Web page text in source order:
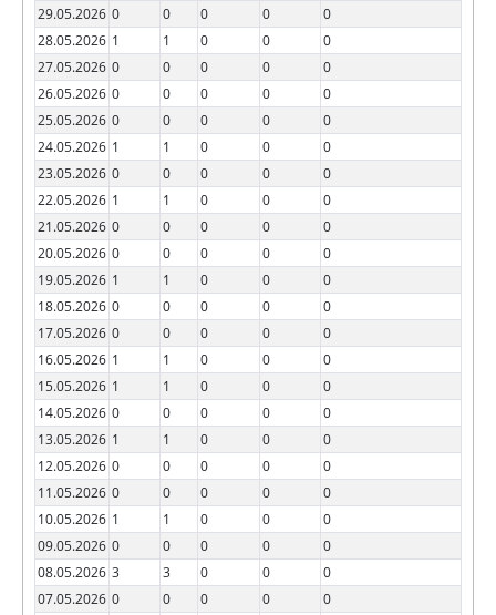
29.05.2026 0 0 0 0
0
28.05.2026 1 1 0 0
0
27.05.2026 0 0 0 0
0
26.05.2026 0 0 0 0
0
25.05.2026 0 0 0 0
0
24.05.2026 1 1 0 0
0
23.05.2026 0 0 0 0
0
22.05.2026 1 1 0 0
0
21.05.2026 0 0 0 0
0
20.05.2026 0 0 0 0
0
19.05.2026 1 1 0 0
0
18.05.2026 0 0 0 0
0
17.05.2026 0 0 0 0
0
16.05.2026 1 1 0 0
0
15.05.2026 1 1 0 0
0
14.05.2026 0 0 0 0
0
13.05.2026 1 1 0 0
0
12.05.2026 0 0 0 0
0
11.05.2026 0 0 0 0
0
10.05.2026 1 1 0 0
0
09.05.2026 0 0 0 0
0
08.05.2026 3 3 0 0
0
07.05.2026 0 0 0 0
0